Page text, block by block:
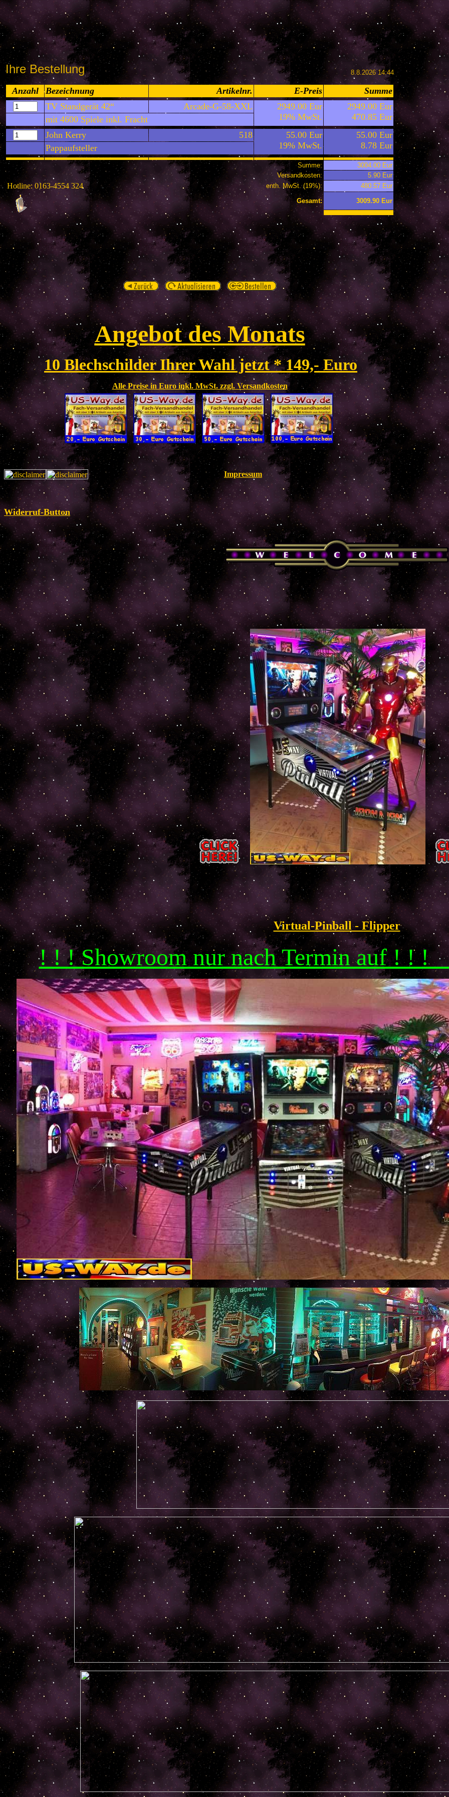
Ihre Bestellung 8.8.2026 14:44
Anzahl Bezeichnung Artikelnr. E-Preis
Summe
TV Standgerät 42“
Arcade-G-58-XXL
2949.00 Eur
19% MwSt.
2949.00 Eur
470.85 Eur
mit 4600 Spiele inkl. Fracht
John Kerry
518
55.00 Eur
19% MwSt.
55.00 Eur
8.78 Eur
Pappaufsteller
Summe:
3004.00 Eur
Versandkosten:
5.90 Eur
Hotline: 0163-4554 324 enth. MwSt. (19%):
480.57 Eur
Gesamt:
3009.90 Eur
Angebot des Monats
10 Blechschilder Ihrer Wahl jetzt * 149,- Euro
Alle Preise in Euro inkl. MwSt. zzgl. Versandkosten
Impressum
Widerruf-Button
Virtual-Pinball - Flipper
! ! ! Showroom nur nach Termin auf ! !